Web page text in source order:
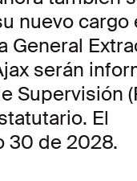
nuevo cargo
General
serán
Supervisión
El
30 de 2028.